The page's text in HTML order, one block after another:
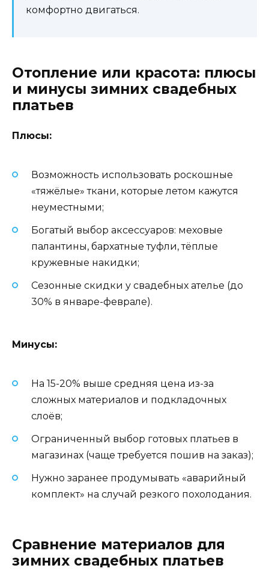
комфортно двигаться.
Отопление или красота: плюсы
и минусы зимних свадебных
платьев
Плюсы:
Возможность использовать роскошные
«тяжёлые» ткани, которые летом кажутся
неуместными;
Богатый выбор аксессуаров: меховые
палантины, бархатные туфли, тёплые
кружевные накидки;
Сезонные скидки у свадебных ателье (до
30% в январе-феврале).
Минусы:
На 15-20% выше средняя цена из-за
сложных материалов и подкладочных
слоёв;
Ограниченный выбор готовых платьев в
магазинах (чаще требуется пошив на заказ);
Нужно заранее продумывать «аварийный
комплект» на случай резкого похолодания.
Сравнение материалов для
зимних свадебных платьев